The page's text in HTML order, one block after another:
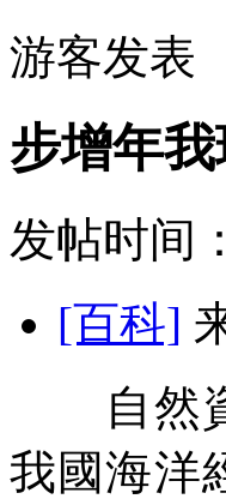
游客发表
步增年
发帖时间
[百科]
自然資
我國海洋